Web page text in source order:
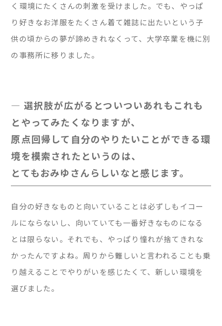
く環境にたくさんの刺激を受けました。でも、やっぱ
り好きなお洋服をたくさん着て雑誌に出たいという子
供の頃からの夢が諦めきれなくって、大学卒業を機に別
の事務所に移りました。
— 選択肢が広がるとついついあれもこれも
とやってみたくなりますが、
原点回帰して自分のやりたいことができる環
境を模索されたというのは、
とてもおみゆさんらしいなと感じます。
自分の好きなものと向いていることは必ずしもイコー
ルにならないし、向いていても一番好きなものになる
とは限らない。それでも、やっぱり憧れが捨てきれな
かったんですよね。周りから難しいと言われることも乗
り越えることでやりがいを感じたくて、新しい環境を
選びました。